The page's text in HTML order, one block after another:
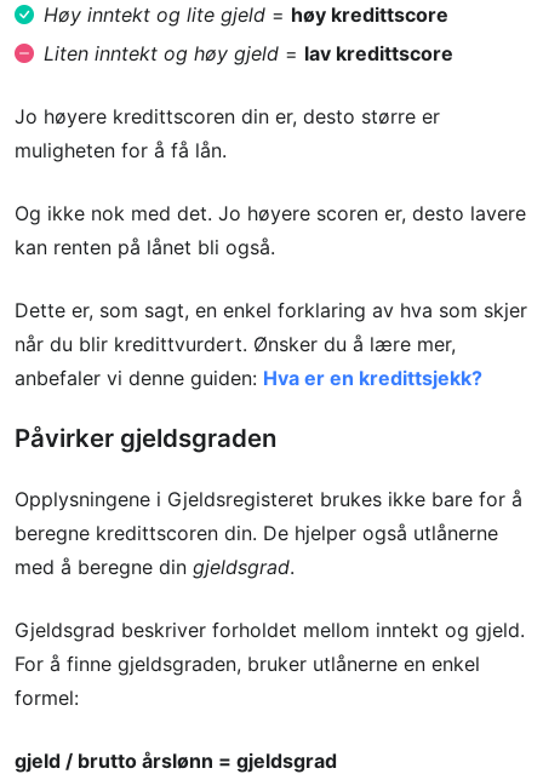
Høy inntekt og lite gjeld = høy kredittscore
Liten inntekt og høy gjeld = lav kredittscore
Jo høyere kredittscoren din er, desto større er
muligheten for å få lån.
Og ikke nok med det. Jo høyere scoren er, desto lavere
kan renten på lånet bli også.
Dette er, som sagt, en enkel forklaring av hva som skjer
når du blir kredittvurdert. Ønsker du å lære mer,
anbefaler vi denne guiden: Hva er en kredittsjekk?
Påvirker gjeldsgraden
Opplysningene i Gjeldsregisteret brukes ikke bare for å
beregne kredittscoren din. De hjelper også utlånerne
med å beregne din gjeldsgrad.
Gjeldsgrad beskriver forholdet mellom inntekt og gjeld.
For å finne gjeldsgraden, bruker utlånerne en enkel
formel:
gjeld / brutto årslønn = gjeldsgrad